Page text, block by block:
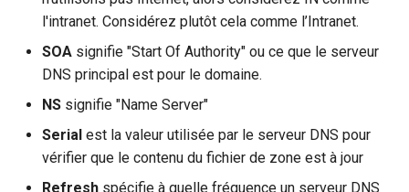
l'intranet. Considérez plutôt cela comme l’Intranet.
SOA signifie "Start Of Authority" ou ce que le serveur
DNS principal est pour le domaine.
NS signifie "Name Server"
Serial est la valeur utilisée par le serveur DNS pour
vérifier que le contenu du fichier de zone est à jour
Refresh spécifie à quelle fréquence un serveur DNS